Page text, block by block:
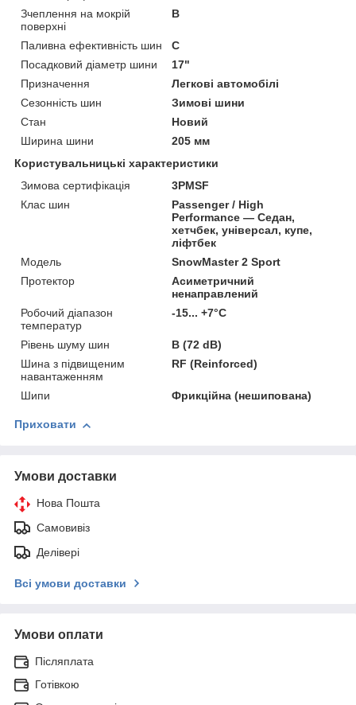
Зчеплення на мокрій
поверхні
B
Паливна ефективність шин
C
Посадковий діаметр шини
17"
Призначення
Легкові автомобілі
Сезонність шин
Зимові шини
Стан
Новий
Ширина шини
205 мм
Користувальницькі характеристики
Зимова сертифікація
3PMSF
Клас шин
Passenger / High
Performance — Седан,
хетчбек, універсал, купе,
ліфтбек
Мoдель
SnowMaster 2 Sport
Протектор
Асиметричний
ненаправлений
Робочий діапазон
температур
-15... +7°C
Рівень шуму шин
B (72 dB)
Шина з підвищеним
навантаженням
RF (Reinforced)
Шипи Фрикційна (нешипована)
Приховати
Умови доставки
Нова Пошта
Самовивіз
Делівері
Всі умови доставки
Умови оплати
Післяплата
Готівкою